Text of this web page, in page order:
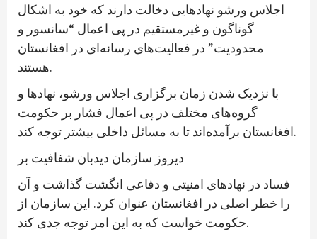
اجلاس ورشو نهادهایی دخالت دارند که خود به اشکال
گوناگون و غیرمستقیم در پی اعمال “سانسور و
محدودیت” در فعالیت‌های رسانه‌ای در افغانستان
هستند.
با نزدیک شدن زمان برگزاری اجلاس ورشو، نهادها و
گروه‌های مختلف در پی اعمال فشار بر حکومت
افغانستان برآمده‌اند تا به مسائل داخلی بیشتر توجه کند.
دیروز سازمان دیدبان شفافیت بر
فساد در نهادهای امنیتی و دفاعی انگشت گذاشت و آن
را خطر اصلی در افغانستان عنوان کرد. این سازمان از
حکومت خواست که به این امر توجه جدی کند.